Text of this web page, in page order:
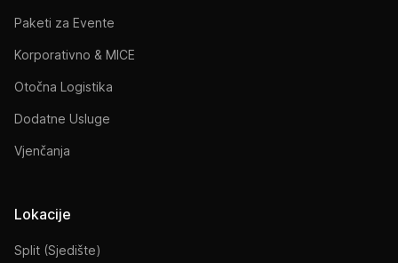
Paketi za Evente
Korporativno & MICE
Otočna Logistika
Dodatne Usluge
Vjenčanja
Lokacije
Split (Sjedište)